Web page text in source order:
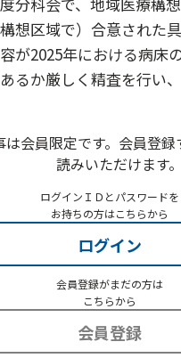
構想区域で）合意された
が2025年における病床
るか厳しく精査を行い
は会員限定です。会員登
読みいただけます。
ログインＩＤとパスワードを
お持ちの方はこちらから
ログイン
会員登録がまだの方は
こちらから
会員登録